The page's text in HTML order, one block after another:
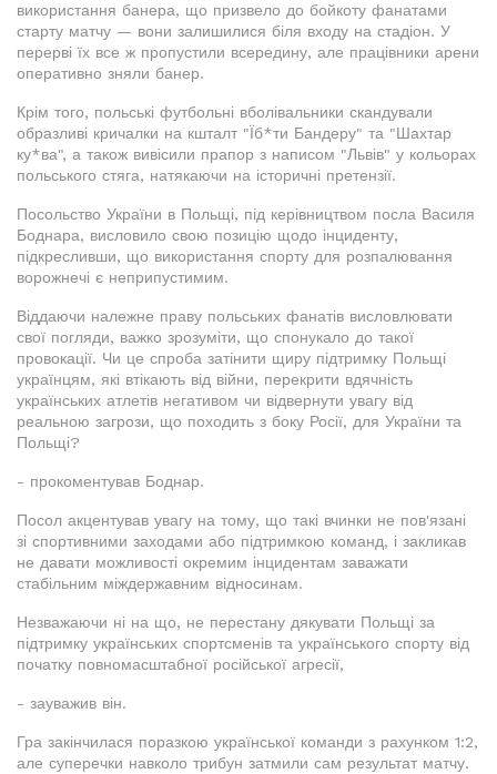
використання банера, що призвело до бойкоту фанатами
старту матчу — вони залишилися біля входу на стадіон. У
перерві їх все ж пропустили всередину, але працівники арени
оперативно зняли банер.
Крім того, польські футбольні вболівальники скандували
образливі кричалки на кшталт "Їб*ти Бандеру" та "Шахтар
ку*ва", а також вивісили прапор з написом "Львів" у кольорах
польського стяга, натякаючи на історичні претензії.
Посольство України в Польщі, під керівництвом посла Василя
Боднара, висловило свою позицію щодо інциденту,
підкресливши, що використання спорту для розпалювання
ворожнечі є неприпустимим.
Віддаючи належне праву польських фанатів висловлювати
свої погляди, важко зрозуміти, що спонукало до такої
провокації. Чи це спроба затінити щиру підтримку Польщі
українцям, які втікають від війни, перекрити вдячність
українських атлетів негативом чи відвернути увагу від
реальною загрози, що походить з боку Росії, для України та
Польщі?
- прокоментував Боднар.
Посол акцентував увагу на тому, що такі вчинки не пов'язані
зі спортивними заходами або підтримкою команд, і закликав
не давати можливості окремим інцидентам заважати
стабільним міждержавним відносинам.
Незважаючи ні на що, не перестану дякувати Польщі за
підтримку українських спортсменів та українського спорту від
початку повномасштабної російської агресії,
- зауважив він.
Гра закінчилася поразкою української команди з рахунком 1:2,
але суперечки навколо трибун затмили сам результат матчу.